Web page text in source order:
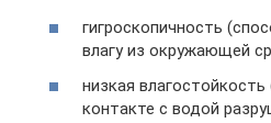
гигроскопичность
влагу из окружающей
низкая
контакте с водой